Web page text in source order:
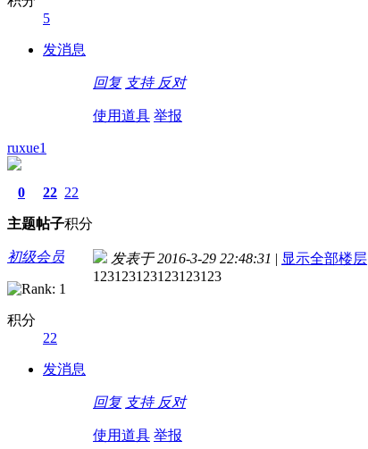
5
发消息
回复 支持 反对
使用道具 举报
ruxue1
0
主题
22
帖子
22
积分
初级会员
积分
22
发消息
发表于 2016-3-29 22:48:31 | 显示全部楼层
123123123123123123
回复 支持 反对
使用道具 举报